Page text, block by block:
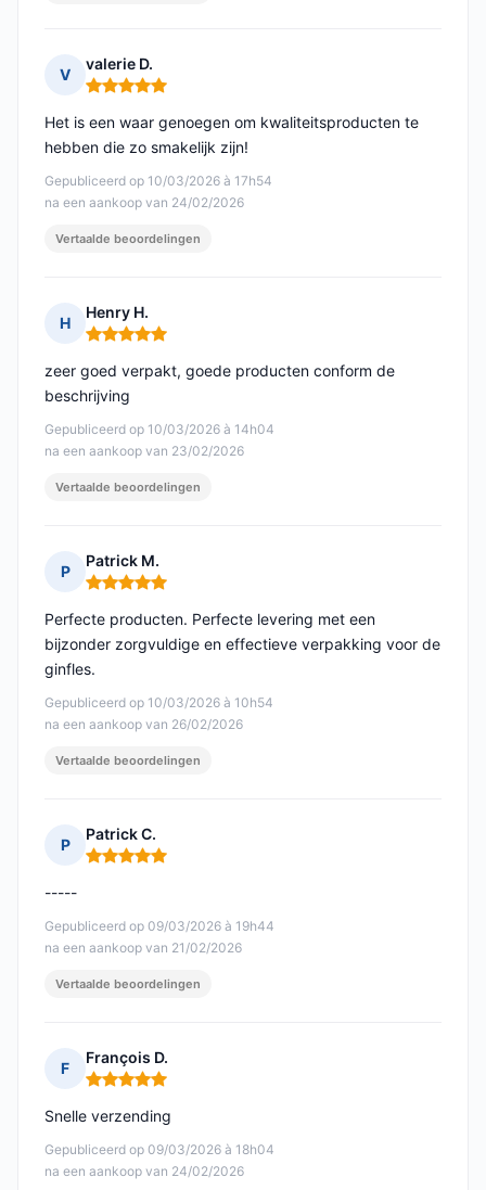
V
valerie D.
Opmerking: 5 van 5
Gepubliceerd op 10/03/2026 à 17h54
na een aankoop van 24/02/2026
Het is een waar genoegen om kwaliteitsproducten te
hebben die zo smakelijk zijn!
Vertaalde beoordelingen
H
Henry H.
Opmerking: 5 van 5
Gepubliceerd op 10/03/2026 à 14h04
na een aankoop van 23/02/2026
zeer goed verpakt, goede producten conform de
beschrijving
Vertaalde beoordelingen
P
Patrick M.
Opmerking: 5 van 5
Gepubliceerd op 10/03/2026 à 10h54
na een aankoop van 26/02/2026
Perfecte producten. Perfecte levering met een
bijzonder zorgvuldige en effectieve verpakking voor de
ginfles.
Vertaalde beoordelingen
P
Patrick C.
Opmerking: 5 van 5
Gepubliceerd op 09/03/2026 à 19h44
na een aankoop van 21/02/2026
-----
Vertaalde beoordelingen
F
François D.
Opmerking: 5 van 5
Gepubliceerd op 09/03/2026 à 18h04
na een aankoop van 24/02/2026
Snelle verzending